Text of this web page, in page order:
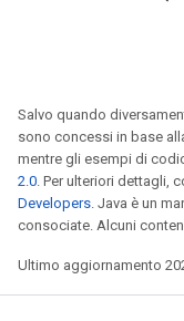
Salvo quando
sono concessi in base
mentre gli esempi di
2.0. Per ulteriori dettagli,
Developers. Java è un
consociate. Alcuni
Ultimo aggiornamento